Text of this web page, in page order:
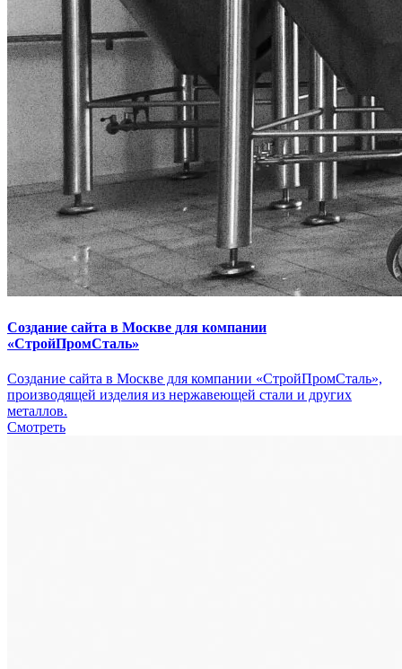
Создание сайта в Москве для компании
«СтройПромСталь»
Создание сайта в Москве для компании «СтройПромСталь»,
производящей изделия из нержавеющей стали и других
металлов.
Смотреть